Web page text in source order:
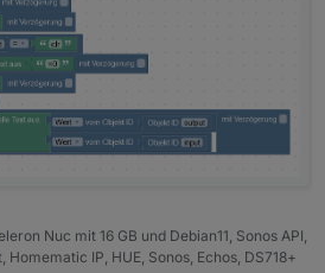
Nuc mit 16 GB und Debian11, Sonos API,
Homematic IP, HUE, Sonos, Echos, DS718+